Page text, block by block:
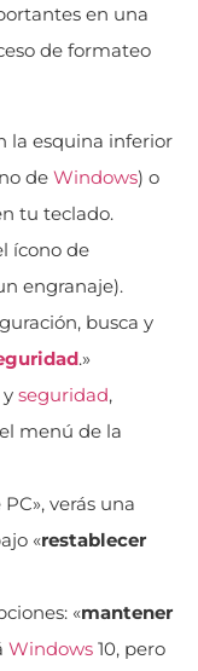
en una
de formateo
la esquina inferior
de Windows) o
tu teclado.
ícono de
engranaje).
busca y
.»
seguridad,
menú de la
verás una
«restablecer
«mantener
Windows 10, pero